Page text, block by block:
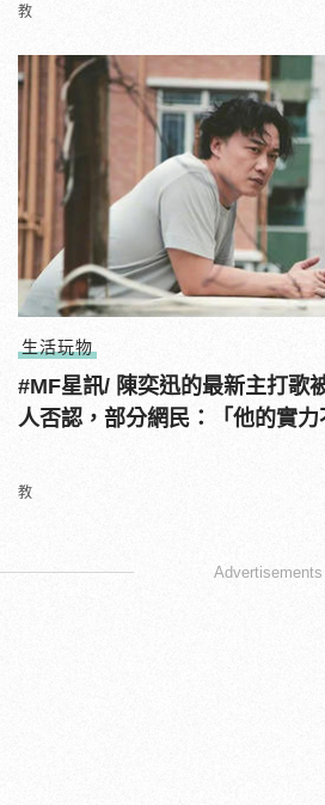
教
生活玩物
#MF星訊/ 陳奕迅的最新主打歌
人否認，部分網民：「他的實力
教
Advertisements